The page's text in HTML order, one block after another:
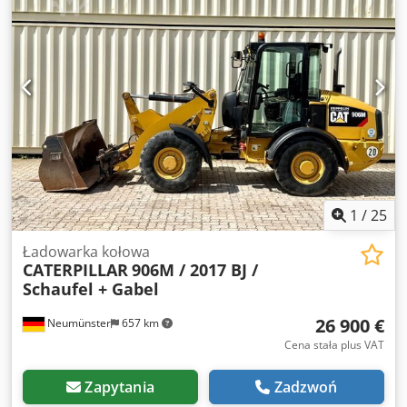
Numer seryjny: CAT0908MAH8803391 = Dodatkowe opcje i
wyposażenie = - 3. zawór - Zamknięta kabina - Centralne
1 /25
Neumünster 657 km
Ładowarka kołowa
CATERPILLAR906M / 2017 BJ /
Schaufel + Gabel
26 900 €
Cena stała plus VAT
Zapytania Zadzwoń